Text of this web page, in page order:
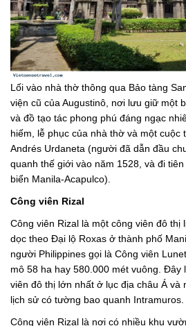
Lối vào nhà thờ thông qua Bảo tàng
viện cũ của Augustinô, nơi lưu giữ một
và đồ tạo tác phong phú đáng ngạc
hiếm, lễ phục của nhà thờ và một cuộc
Andrés Urdaneta (người đã dẫn đầu
quanh thế giới vào năm 1528, và đi
biển Manila-Acapulco).
Công viên Rizal
Công viên Rizal là một công viên đô thị
dọc theo Đại lộ Roxas ở thành phố
người Philippines gọi là Công viên
mô 58 ha hay 580.000 mét vuông. Đây
viên đô thị lớn nhất ở lục địa châu Á và
lịch sử có tường bao quanh Intramuros.
Công viên Rizal là nơi có nhiều khu